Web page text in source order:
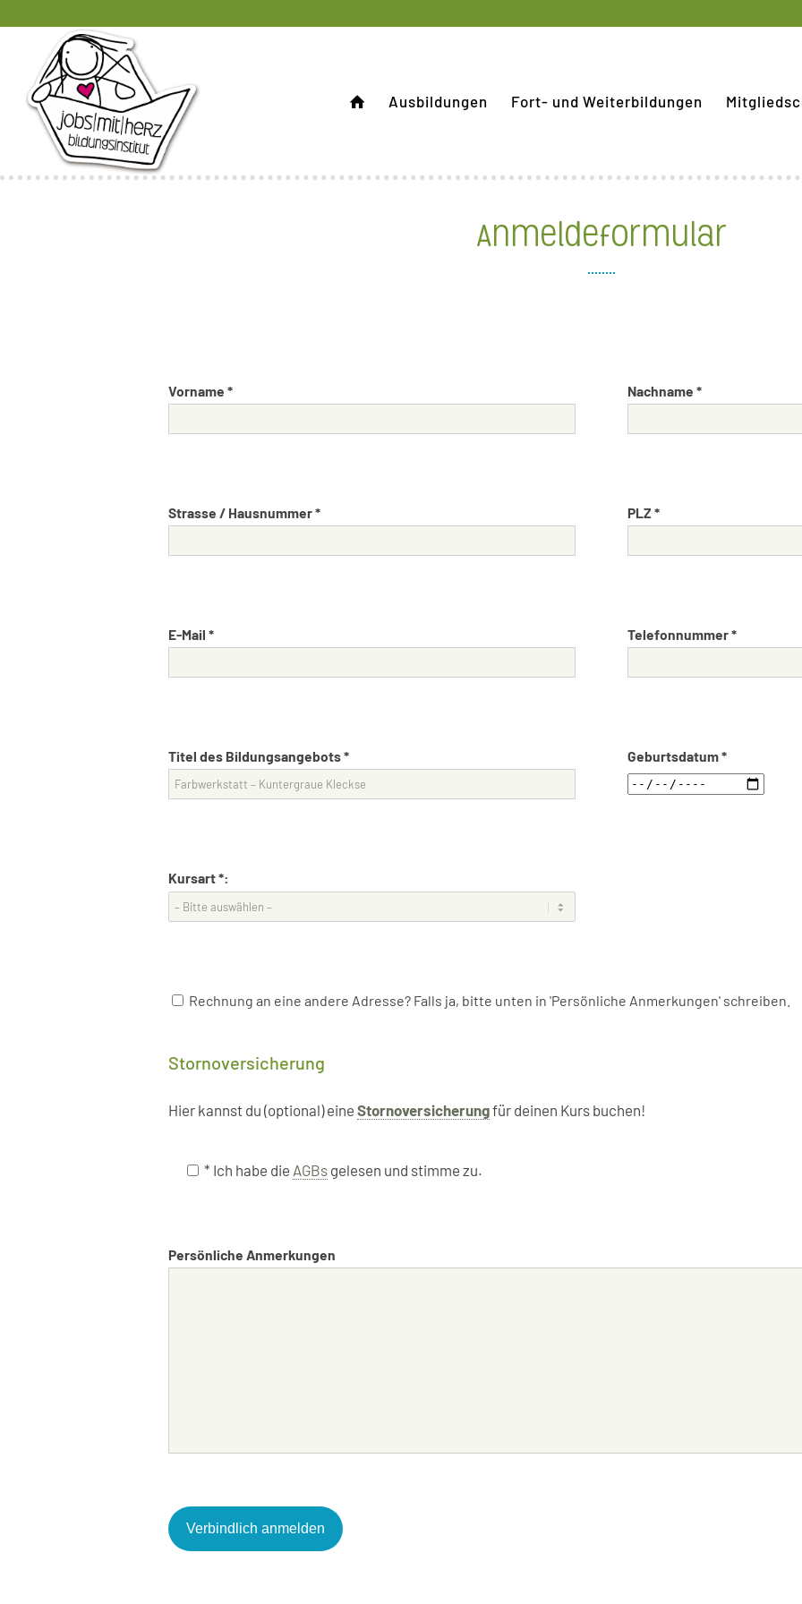
Ausbildungen Fort- und Weiterbildungen
Anmeldeformular
Vorname * Nachname *
Strasse / Hausnummer * PLZ *
E-Mail * Telefonnummer *
Titel des Bildungsangebots * Geburtsdatum *
Kursart *:
Rechnung an eine andere Adresse? Falls ja, bitte unten in 'Persönliche Anmerkungen' schreiben.
Stornoversicherung
Hier kannst du (optional) eine Stornoversicherungfür deinen Kurs buchen!
* Ich habe die AGBs gelesen und stimme zu.
Persönliche Anmerkungen